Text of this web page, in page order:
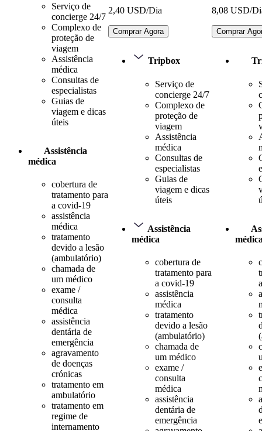
Serviço de
concierge 24/7
Complexo de
proteção de
viagem
Assistência
médica
Consultas de
especialistas
Guias de
viagem e dicas
úteis
Assistência
médica
cobertura de
tratamento para
a covid-19
assistência
médica
tratamento
devido a lesão
(ambulatório)
chamada de
um médico
exame /
consulta
médica
assistência
dentária de
emergência
agravamento
de doenças
crónicas
tratamento em
ambulatório
tratamento em
regime de
internamento
2,40 USD/Dia
Comprar Agora
Tripbox
Serviço de
concierge 24/7
Complexo de
proteção de
viagem
Assistência
médica
Consultas de
especialistas
Guias de
viagem e dicas
úteis
Assistência
médica
cobertura de
tratamento para
a covid-19
assistência
médica
tratamento
devido a lesão
(ambulatório)
chamada de
um médico
exame /
consulta
médica
assistência
dentária de
emergência
8,08 USD/
Comprar